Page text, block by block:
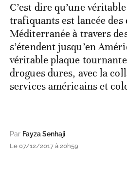
C’est dire qu’une
trafiquants est lancée des
Méditerranée à travers
s’étendent jusqu’en
véritable plaque
drogues dures, avec la
services américains et
Par Fayza Senhaji
Le 07/12/2017 à 20h59